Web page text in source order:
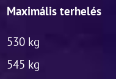
Maximális terhelés
530 kg
545 kg